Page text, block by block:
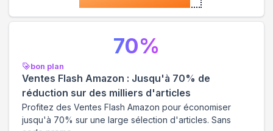
bon plan
Ventes Flash Amazon : Jusqu'à 70% de
réduction sur des milliers d'articles
Profitez des Ventes Flash Amazon pour économiser
jusqu'à 70% sur une large sélection d'articles. Sans
70%